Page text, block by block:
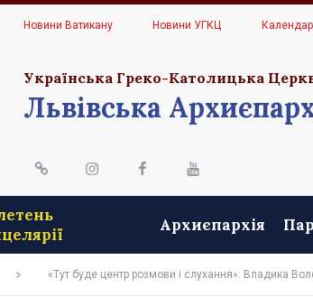
Новини Ватикану Новини УГКЦ
Українська Греко-Католицька
Львівська
Архиєпархія
«Тут буде центр розмови і слухання»: Владика